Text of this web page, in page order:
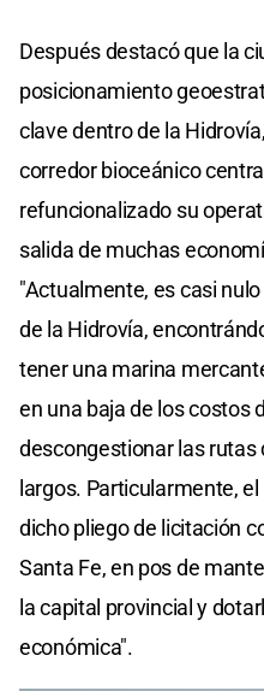
Después destacó que la
posicionamiento
clave dentro de la
corredor bioceánico
refuncionalizado su
salida de muchas
"Actualmente, es casi
de la Hidrovía,
tener una marina
en una baja de los costos
descongestionar las
largos. Particularmente,
dicho pliego de licitación
Santa Fe, en pos de
la capital provincial y
económica".